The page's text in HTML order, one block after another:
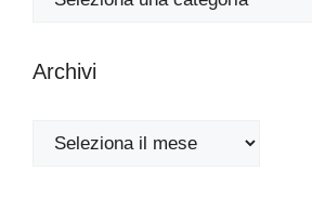
Archivi
Archivi